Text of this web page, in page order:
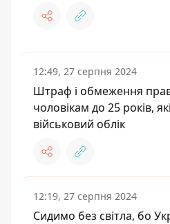
12:49, 27 серпня 2024
Штраф і обмеження
чоловікам до 25 років,
військовий облік
12:19, 27 серпня 2024
Сидимо без світла, бо